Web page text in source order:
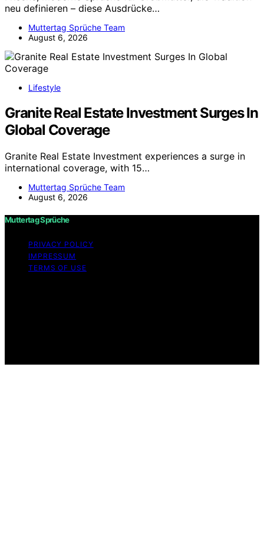
neu definieren – diese Ausdrücke…
Muttertag Sprüche Team
August 6, 2026
Lifestyle
Granite Real Estate Investment Surges In
Global Coverage
Granite Real Estate Investment experiences a surge in
international coverage, with 15…
Muttertag Sprüche Team
August 6, 2026
Muttertag Sprüche
PRIVACY POLICY
IMPRESSUM
TERMS OF USE